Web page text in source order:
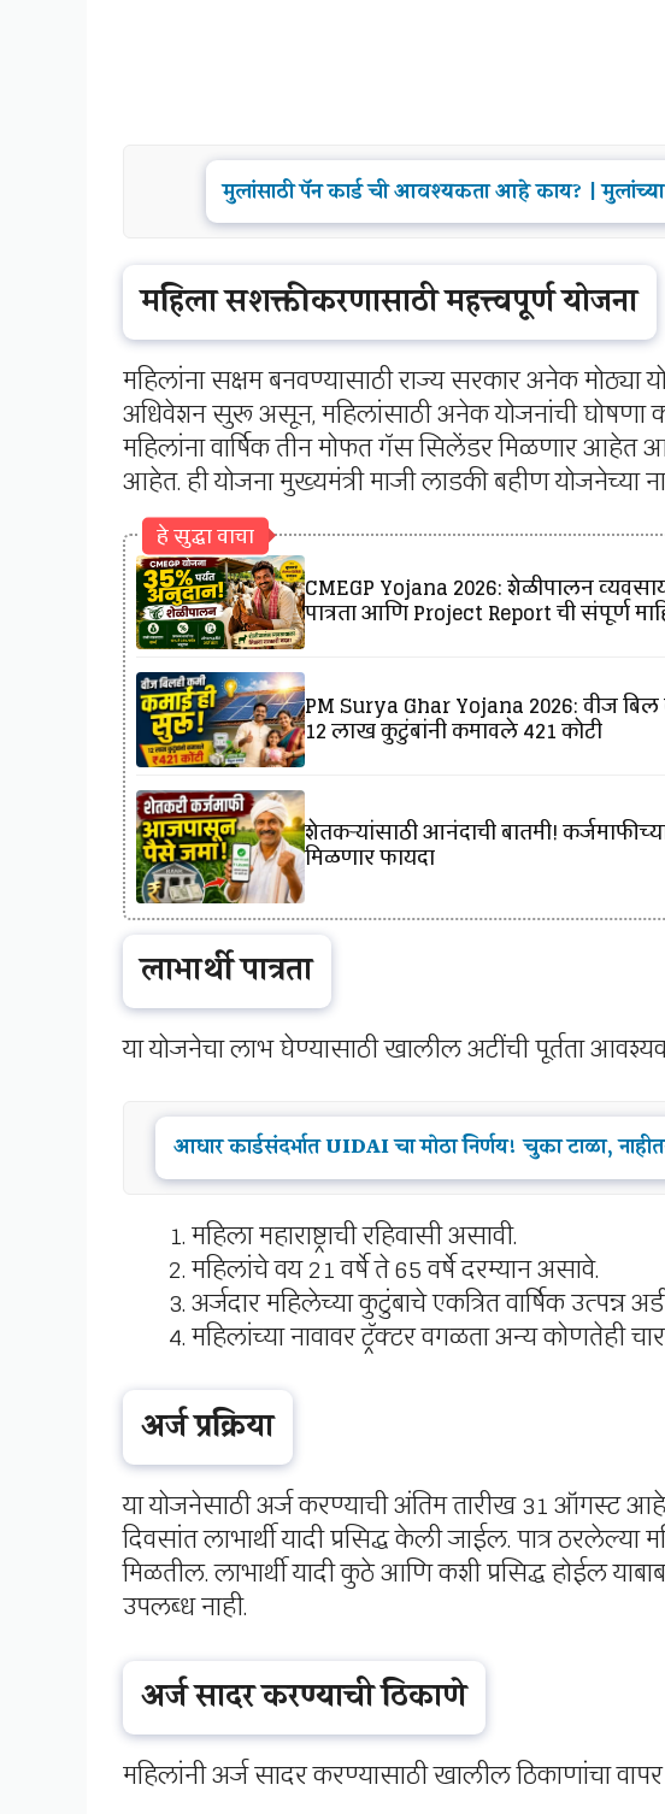
मुलांसाठी पॅन कार्ड ची आवश्यकता आहे काय? | मुलांच्या
महिला सशक्तीकरणासाठी महत्त्वपूर्ण योजना
महिलांना सक्षम बनवण्यासाठी राज्य सरकार अनेक मोठ्या
अधिवेशन सुरू असून, महिलांसाठी अनेक योजनांची घोषणा
महिलांना वार्षिक तीन मोफत गॅस सिलेंडर मिळणार आहेत
आहेत. ही योजना मुख्यमंत्री माजी लाडकी बहीण
हे सुद्धा वाचा
CMEGP Yojana 2026: शेळीपालन
पात्रता आणि Project Report ची संपूर्ण
PM Surya Ghar Yojana 2026: वीज बिल
12 लाख कुटुंबांनी कमावले ₹421 कोटी
शेतकऱ्यांसाठी आनंदाची बातमी!
मिळणार फायदा
लाभार्थी पात्रता
या योजनेचा लाभ घेण्यासाठी खालील अटींची पूर्तता
आधार कार्डसंदर्भात UIDAI चा मोठा निर्णय! चुका टाळा,
महिला महाराष्ट्राची रहिवासी असावी.
महिलांचे वय 21 वर्षे ते 65 वर्षे दरम्यान असावे.
अर्जदार महिलेच्या कुटुंबाचे एकत्रित वार्षिक उत्पन्न
महिलांच्या नावावर ट्रॅक्टर वगळता अन्य कोणतेही
अर्ज प्रक्रिया
या योजनेसाठी अर्ज करण्याची अंतिम तारीख 31 ऑगस्ट
दिवसांत लाभार्थी यादी प्रसिद्ध केली जाईल. पात्र
मिळतील. लाभार्थी यादी कुठे आणि कशी प्रसिद्ध होईल
उपलब्ध नाही.
अर्ज सादर करण्याची ठिकाणे
महिलांनी अर्ज सादर करण्यासाठी खालील ठिकाणांचा